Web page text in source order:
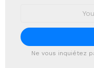
Ne vous inquiétez